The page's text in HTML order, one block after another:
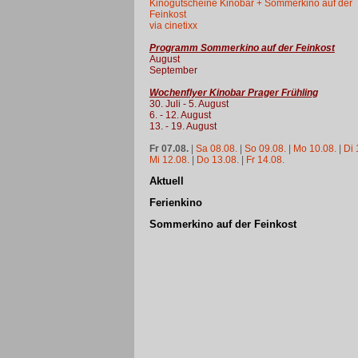
Kinogutscheine Kinobar + Sommerkino auf der
Feinkost
via cinetixx
Programm Sommerkino auf der Feinkost
August
September
Wochenflyer Kinobar Prager Frühling
30. Juli - 5. August
6. - 12. August
13. - 19. August
Fr 07.08.| Sa 08.08. | So 09.08. | Mo 10.08. | Di
Mi 12.08. | Do 13.08. | Fr 14.08.
Aktuell
Ferienkino
Sommerkino auf der Feinkost